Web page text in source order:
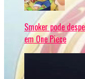
Smoker pode
em One Piece